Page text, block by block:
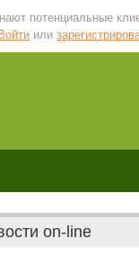
потенциальные
Войти или
on-line